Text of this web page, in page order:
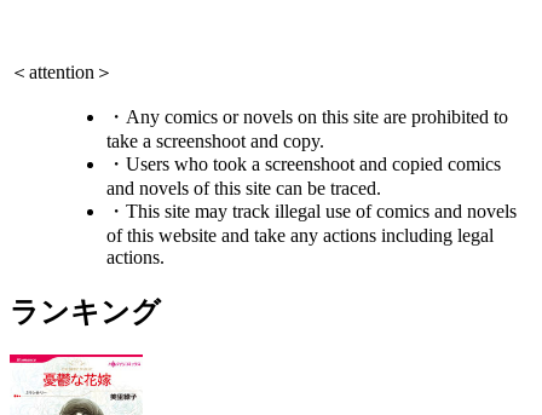
＜attention＞
・Any comics or novels on this site are prohibited to
take a screenshoot and copy.
・Users who took a screenshoot and copied comics
and novels of this site can be traced.
・This site may track illegal use of comics and novels
of this website and take any actions including legal
actions.
ランキング